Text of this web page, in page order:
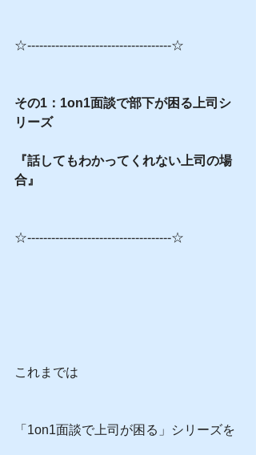
☆------------------------------------☆
その1：1on1面談で部下が困る上司シ
リーズ
『話してもわかってくれない上司の場
合』
☆------------------------------------☆
これまでは
「1on1面談で上司が困る」シリーズを